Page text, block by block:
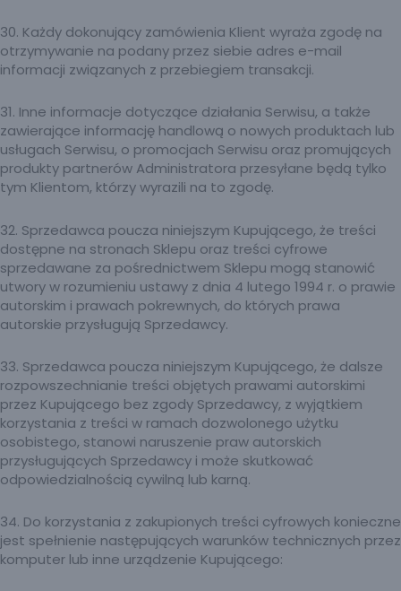
30. Każdy dokonujący zamówienia Klient wyraża zgodę na
otrzymywanie na podany przez siebie adres e-mail
informacji związanych z przebiegiem transakcji.
31. Inne informacje dotyczące działania Serwisu, a także
zawierające informację handlową o nowych produktach lub
usługach Serwisu, o promocjach Serwisu oraz promujących
produkty partnerów Administratora przesyłane będą tylko
tym Klientom, którzy wyrazili na to zgodę.
32. Sprzedawca poucza niniejszym Kupującego, że treści
dostępne na stronach Sklepu oraz treści cyfrowe
sprzedawane za pośrednictwem Sklepu mogą stanowić
utwory w rozumieniu ustawy z dnia 4 lutego 1994 r. o prawie
autorskim i prawach pokrewnych, do których prawa
autorskie przysługują Sprzedawcy.
33. Sprzedawca poucza niniejszym Kupującego, że dalsze
rozpowszechnianie treści objętych prawami autorskimi
przez Kupującego bez zgody Sprzedawcy, z wyjątkiem
korzystania z treści w ramach dozwolonego użytku
osobistego, stanowi naruszenie praw autorskich
przysługujących Sprzedawcy i może skutkować
odpowiedzialnością cywilną lub karną.
34. Do korzystania z zakupionych treści cyfrowych konieczne
jest spełnienie następujących warunków technicznych przez
komputer lub inne urządzenie Kupującego: